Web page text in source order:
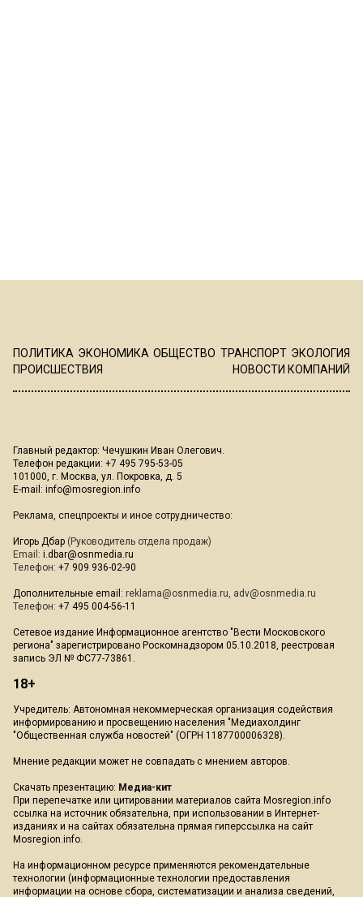
ПОЛИТИКА ЭКОНОМИКА ОБЩЕСТВО ТРАНСПОРТ ЭКОЛОГИЯ
ПРОИСШЕСТВИЯ
НОВОСТИ КОМПАНИЙ
Главный редактор: Чечушкин Иван Олегович.
Телефон редакции: +7 495 795-53-05
101000, г. Москва, ул. Покровка, д. 5
E-mail: info@mosregion.info
Реклама, спецпроекты и иное сотрудничество:
Игорь Дбар (Руководитель отдела продаж)
Email: i.dbar@osnmedia.ru
Телефон: +7 909 936-02-90
Дополнительные email: reklama@osnmedia.ru, adv@osnmedia.ru
Телефон: +7 495 004-56-11
Сетевое издание Информационное агентство "Вести Московского
региона" зарегистрировано Роскомнадзором 05.10.2018, реестровая
запись ЭЛ № ФС77-73861.
18+
Учредитель: Автономная некоммерческая организация содействия
информированию и просвещению населения "Медиахолдинг
"Общественная служба новостей" (ОГРН 1187700006328).
Мнение редакции может не совпадать с мнением авторов.
Скачать презентацию: Медиа-кит
При перепечатке или цитировании материалов сайта Mosregion.info
ссылка на источник обязательна, при использовании в Интернет-
изданиях и на сайтах обязательна прямая гиперссылка на сайт
Mosregion.info.
На информационном ресурсе применяются рекомендательные
технологии (информационные технологии предоставления
информации на основе сбора, систематизации и анализа сведений,